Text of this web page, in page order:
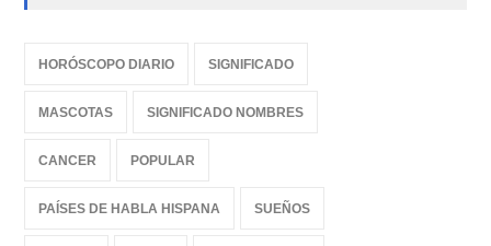
HORÓSCOPO DIARIO SIGNIFICADO
MASCOTAS SIGNIFICADO NOMBRES
CANCER POPULAR
PAÍSES DE HABLA HISPANA SUEÑOS